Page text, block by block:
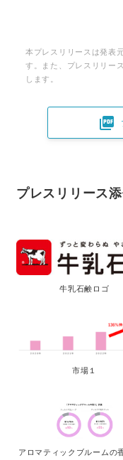
本プレスリリースは発表
す。また、プレスリリー
します。

プレスリリース
牛乳石鹸ロゴ
市場１
アロマティックブルームの